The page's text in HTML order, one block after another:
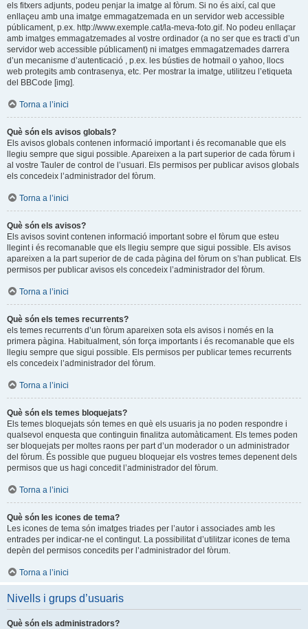
els fitxers adjunts, podeu penjar la imatge al fòrum. Si no és així, cal que
enllaçeu amb una imatge emmagatzemada en un servidor web accessible
públicament, p.ex. http://www.exemple.cat/la-meva-foto.gif. No podeu enllaçar
amb imatges emmagatzemades al vostre ordinador (a no ser que es tracti d’un
servidor web accessible públicament) ni imatges emmagatzemades darrera
d’un mecanisme d’autenticació , p.ex. les bústies de hotmail o yahoo, llocs
web protegits amb contrasenya, etc. Per mostrar la imatge, utilitzeu l’etiqueta
del BBCode [img].
Torna a l’inici
Què són els avisos globals?
Els avisos globals contenen informació important i és recomanable que els
llegiu sempre que sigui possible. Apareixen a la part superior de cada fòrum i
al vostre Tauler de control de l’usuari. Els permisos per publicar avisos globals
els concedeix l’administrador del fòrum.
Torna a l’inici
Què són els avisos?
Els avisos sovint contenen informació important sobre el fòrum que esteu
llegint i és recomanable que els llegiu sempre que sigui possible. Els avisos
apareixen a la part superior de de cada pàgina del fòrum on s’han publicat. Els
permisos per publicar avisos els concedeix l’administrador del fòrum.
Torna a l’inici
Què són els temes recurrents?
els temes recurrents d’un fòrum apareixen sota els avisos i només en la
primera pàgina. Habitualment, són força importants i és recomanable que els
llegiu sempre que sigui possible. Els permisos per publicar temes recurrents
els concedeix l’administrador del fòrum.
Torna a l’inici
Què són els temes bloquejats?
Els temes bloquejats són temes en què els usuaris ja no poden respondre i
qualsevol enquesta que continguin finalitza automàticament. Els temes poden
ser bloquejats per moltes raons per part d’un moderador o un administrador
del fòrum. És possible que pugueu bloquejar els vostres temes depenent dels
permisos que us hagi concedit l’administrador del fòrum.
Torna a l’inici
Què són les icones de tema?
Les icones de tema són imatges triades per l’autor i associades amb les
entrades per indicar-ne el contingut. La possibilitat d’utilitzar icones de tema
depèn del permisos concedits per l’administrador del fòrum.
Torna a l’inici
Nivells i grups d’usuaris
Què són els administradors?